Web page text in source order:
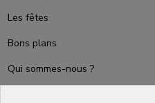
Les fêtes
Bons plans
Qui sommes-nous ?